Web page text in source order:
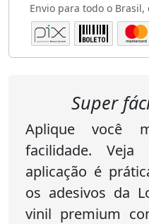
Envio para todo o
Super
Aplique você
facilidade.
aplicação é
os adesivos da
vinil premium